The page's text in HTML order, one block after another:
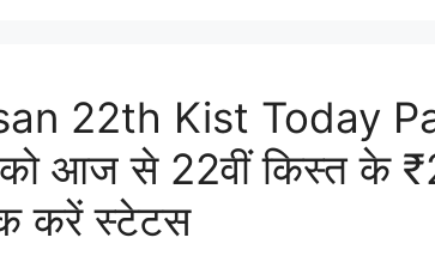
22th Kist Today
को आज से 22वीं किस्त के
करें स्टेटस